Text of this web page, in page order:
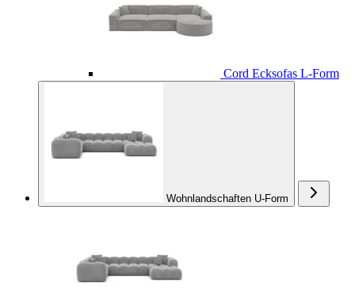
Cord Ecksofas L-Form
Wohnlandschaften U-Form